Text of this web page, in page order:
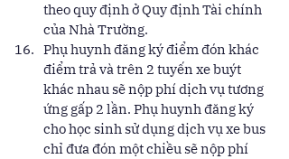
theo quy định ở Quy định Tài chính
của Nhà Trường.
Phụ huynh đăng ký điểm đón khác
điểm trả và trên 2 tuyến xe buýt
khác nhau sẽ nộp phí dịch vụ tương
ứng gấp 2 lần. Phụ huynh đăng ký
cho học sinh sử dụng dịch vụ xe bus
chỉ đưa đón một chiều sẽ nộp phí